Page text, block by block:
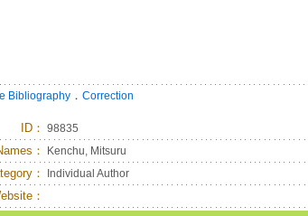
Bibliography． Correction
ID： 98835
： Kenchu, Mitsuru
： Individual Author
：